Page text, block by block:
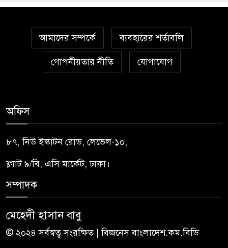
আমাদের সম্পর্কে ব্যবহারের শর্তাবলি
গোপনীয়তার নীতি যোগাযোগ
অফিস
৮৭, নিউ ইস্কাটন রোড, লেভেল-১০,
ফ্ল্যাট ৯/বি, এসি মার্কেট, ঢাকা।
সম্পাদক
মেহেদী হাসান বাবু
© ২০২৪ সর্বস্বত্ব সংরক্ষিত | বিজনেস বাংলাদেশ.কম.বিডি